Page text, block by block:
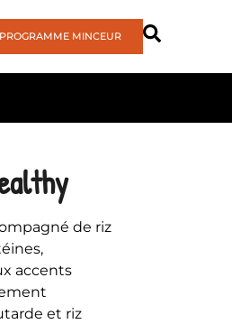
PROGRAMME MINCEUR
de riz
accents
et riz